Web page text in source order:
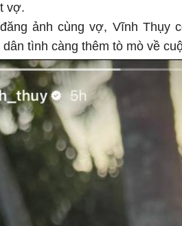
vợ.
ảnh cùng vợ, Vĩnh Thụy
tình càng thêm tò mò về